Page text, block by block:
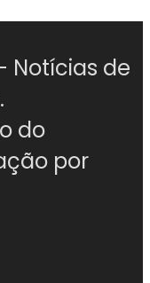
Notícias de
do
por